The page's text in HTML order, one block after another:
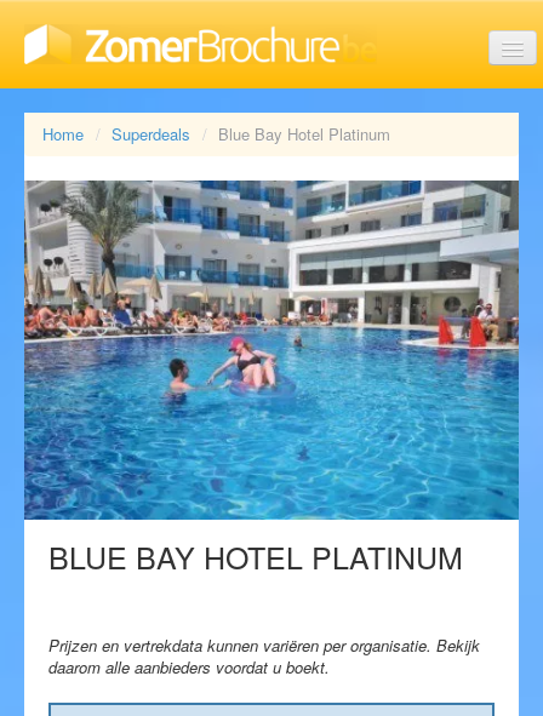
Last minute vakanties
Aanbiedingen
Reisorganisaties
Soorten vakanties
Brochures
Home Superdeals Blue Bay Hotel Platinum
BLUE BAY HOTEL PLATINUM
Prijzen en vertrekdata kunnen variëren per organisatie. Bekijk
daarom alle aanbieders voordat u boekt.